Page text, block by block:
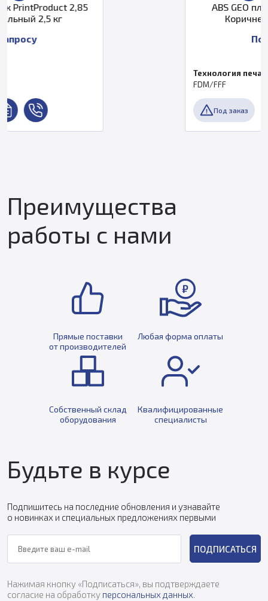
ABS GEO пластик PrintProduct
Коричневый 1,75 мм 3кг
Преимущества
работы с нами
Прямые поставки
от производителей
Любая форма оплаты
Собственный склад
оборудования
Квалифицированные
специалисты
Будьте в курсе
Подпишитесь на последние обновления и узнавайте
о новинках и специальных предложениях первыми
ПОДПИСАТЬСЯ
Нажимая кнопку «Подписаться», вы подтверждаете
согласие на обработку персональных данных.